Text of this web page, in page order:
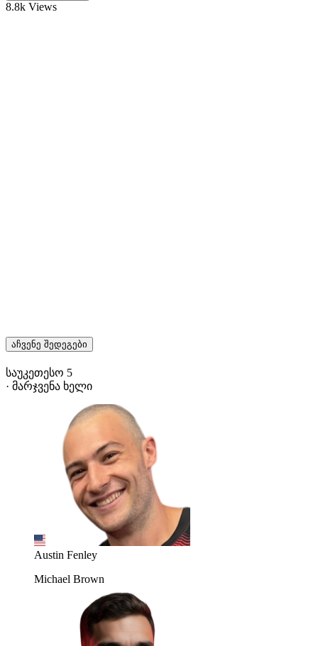
8.8k Views
აჩვენე შედეგები
საუკეთესო 5
· მარჯვენა ხელი
Austin Fenley
Michael Brown